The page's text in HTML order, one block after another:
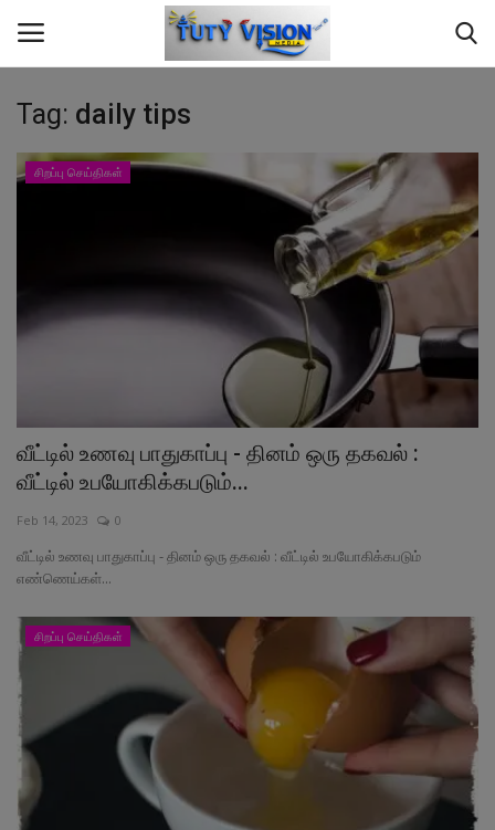
Home
இந்தியா
ஆண்மீக தகவல்
சமையல்
வேலைவாய்ப்பு
தொழில்நுட்பம்
மக்கள் புகார்கள்
சிறப்பு செய்திகள்
Tag: daily tips
சிறப்பு செய்திகள்
வீட்டில் உணவு பாதுகாப்பு - தினம் ஒரு தகவல் :
வீட்டில் உபயோகிக்கபடும்...
Feb 14, 2023 0
வீட்டில் உணவு பாதுகாப்பு - தினம் ஒரு தகவல் : வீட்டில் உபயோகிக்கபடும்
எண்ணெய்கள்...
சிறப்பு செய்திகள்